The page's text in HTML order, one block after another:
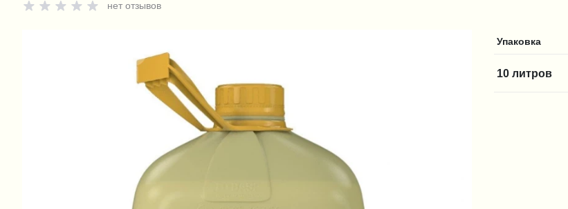
нет отзывов
Упаковка
10 литров